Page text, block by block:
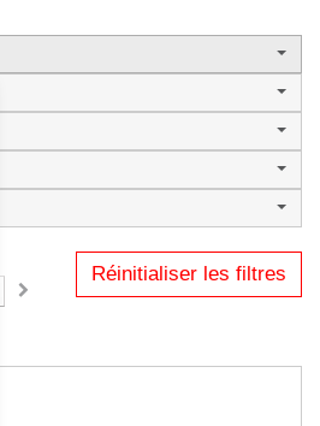
Réinitialiser les filtres